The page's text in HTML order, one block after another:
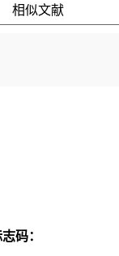
相似文献
码：